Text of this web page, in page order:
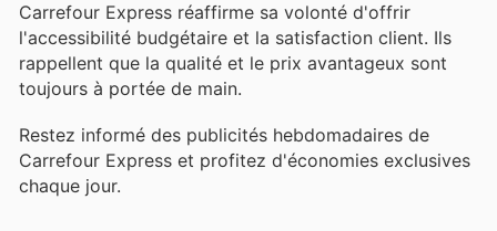
Carrefour Express réaffirme sa volonté d'offrir
l'accessibilité budgétaire et la satisfaction client. Ils
rappellent que la qualité et le prix avantageux sont
toujours à portée de main.
Restez informé des publicités hebdomadaires de
Carrefour Express et profitez d'économies exclusives
chaque jour.